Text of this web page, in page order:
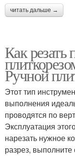
читать дальше →
Как
Ручной
Этот тип
выполнения
проводятся по
Эксплуатация
нарезать нужное
разрез,